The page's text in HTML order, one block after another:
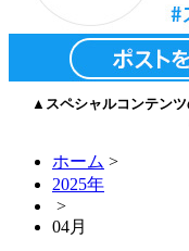
▲スペシャルコンテン
ホーム >
2025年
>
04月